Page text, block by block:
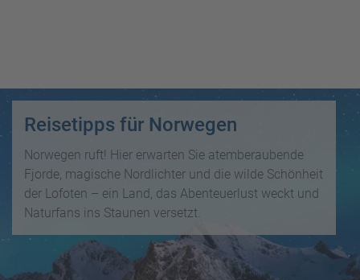
o
ei
s
e
zi
el
e
d
h
a
lr
e
i
s
e
K
r
p
e
l
s
F
ü
h
WhatsApp
Messenger
X /
Reisetipps für Norwegen
Norwegen ruft! Hier erwarten Sie atemberaubende
Fjorde, magische Nordlichter und die wilde Schönheit
der Lofoten – ein Land, das Abenteuerlust weckt und
Naturfans ins Staunen versetzt.